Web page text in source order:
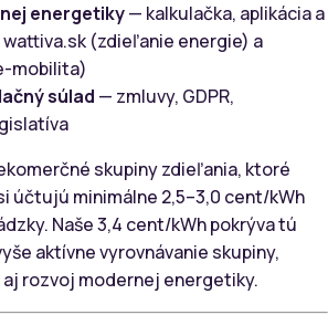
energetiky— kalkulačka, aplikácia a
wattiva.sk (zdieľanie energie) a
mobilita)
súlad — zmluvy, GDPR,
skupiny zdieľania, ktoré
účtujú minimálne 2,5–3,0 cent/kWh
Naše 3,4 cent/kWh pokrýva tú
aktívne vyrovnávanie skupiny,
rozvoj modernej energetiky.